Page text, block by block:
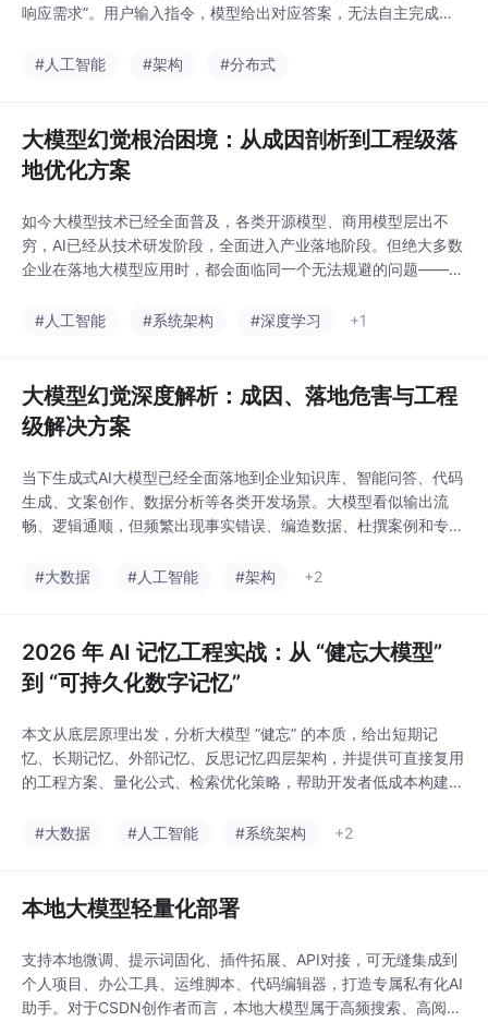
响应需求”。用户输入指令，模型给出对应答案，无法自主完成复
年，人工智能完成关键性迭代，正式迈入行动时代。以AI智能体为
#人工智能 #架构 #分布式
大模型幻觉根治困境：从成因剖析到工程级落
地优化方案
如今大模型技术已经全面普及，各类开源模型、商用模型层出不
穷，AI已经从技术研发阶段，全面进入产业落地阶段。但绝大多数
企业在落地大模型应用时，都会面临同一个无法规避的问题——大
实知识库、违背客观事实、编造数据与文献，输出看似逻辑通顺、
#人工智能 #系统架构 #深度学习 +1
大模型幻觉深度解析：成因、落地危害与工程
级解决方案
当下生成式AI大模型已经全面落地到企业知识库、智能问答、代码
生成、文案创作、数据分析等各类开发场景。大模型看似输出流
畅、逻辑通顺，但频繁出现事实错误、编造数据、杜撰案例和专业
n）。也是制约大模型从“演示demo”走向“企业生产级落地”的核心
#大数据 #人工智能 #架构 +2
2026 年 AI 记忆工程实战：从 “健忘大模型”
到 “可持久化数字记忆”
本文从底层原理出发，分析大模型 “健忘” 的本质，给出短期记
忆、长期记忆、外部记忆、反思记忆四层架构，并提供可直接复用
的工程方案、量化公式、检索优化策略，帮助开发者低成本构建具
窗口，在连续对话、长文档、多轮任务下，依然会溢出、被截断、
#大数据 #人工智能 #系统架构 +2
本地大模型轻量化部署
支持本地微调、提示词固化、插件拓展、API对接，可无缝集成到
个人项目、办公工具、运维脚本、代码编辑器，打造专属私有化AI
助手。对于CSDN创作者而言，本地大模型属于高频搜索、高阅